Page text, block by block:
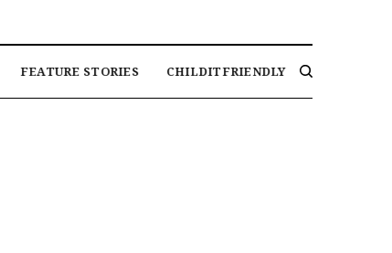
FEATURE STORIES CHILDITFRIENDLY